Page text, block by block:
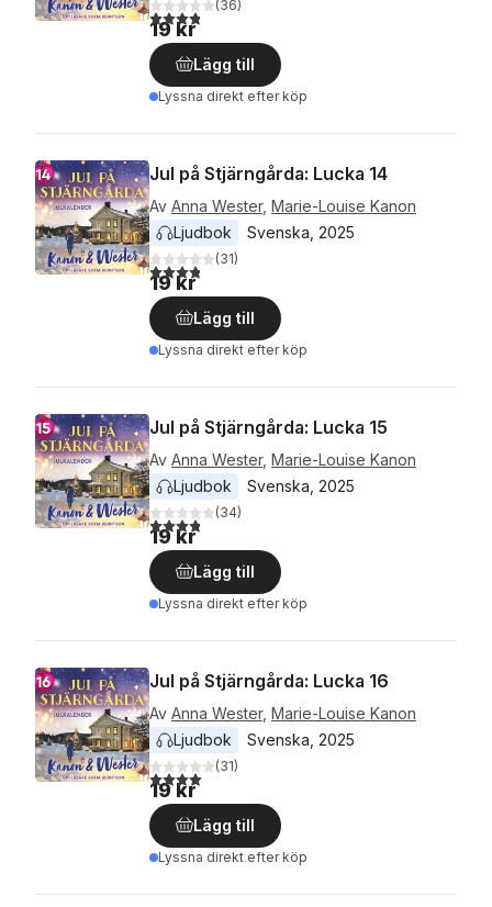
3,8utav 5 stjärnor. Totalt antal röster:
(36)
19 kr
Lägg till
Lyssna direkt efter köp
Jul på Stjärngårda: Lucka 14
Av Anna Wester, Marie-Louise Kanon
Ljudbok
Svenska 2025
3,8utav 5 stjärnor. Totalt antal röster:
(31)
19 kr
Lägg till
Lyssna direkt efter köp
Jul på Stjärngårda: Lucka 15
Av Anna Wester, Marie-Louise Kanon
Ljudbok
Svenska 2025
3,8utav 5 stjärnor. Totalt antal röster:
(34)
19 kr
Lägg till
Lyssna direkt efter köp
Jul på Stjärngårda: Lucka 16
Av Anna Wester, Marie-Louise Kanon
Ljudbok
Svenska 2025
4,0utav 5 stjärnor. Totalt antal röster:
(31)
19 kr
Lägg till
Lyssna direkt efter köp